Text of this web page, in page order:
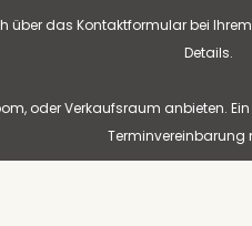
über das Kontaktformular bei
Details.
oder Verkaufsraum anbieten.
Terminvereinbarung